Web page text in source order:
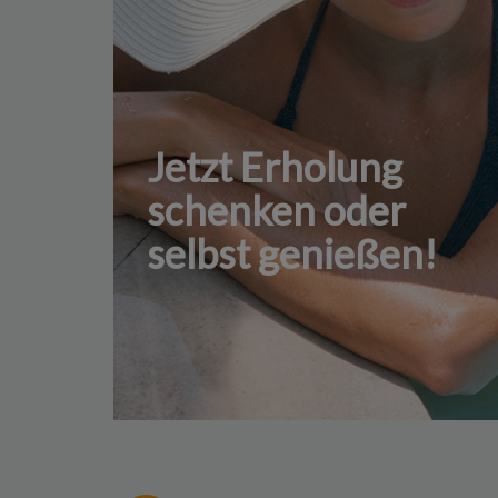
Jetzt Erholung
schenken oder
selbst genießen!